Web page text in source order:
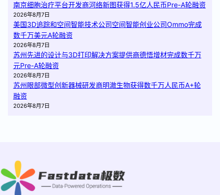
南京细胞治疗平台开发商河络新图获得1.5亿人民币Pre-A轮融资
2026年8月7日
美国3D追踪和空间智能技术公司空间智能创业公司Ommo完成
数千万美元A轮融资
2026年8月7日
苏州先进的设计与3D打印解决方案提供商德悟增材完成数千万
元Pre-A轮融资
2026年8月7日
苏州眼部微型创新器械研发商明澈生物获得数千万人民币A+轮
融资
2026年8月7日